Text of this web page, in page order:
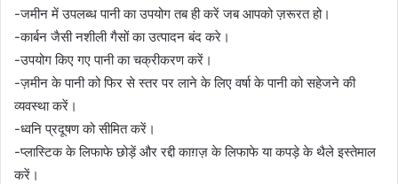
-जमीन में उपलब्ध पानी का उपयोग तब ही करें जब आपको ज़रूरत हो।
-कार्बन जैसी नशीली गैसों का उत्पादन बंद करे।
-उपयोग किए गए पानी का चक्रीकरण करें।
-ज़मीन के पानी को फिर से स्तर पर लाने के लिए वर्षा के पानी को सहेजने की
व्यवस्था करें।
-ध्वनि प्रदूषण को सीमित करें।
-प्लास्टिक के लिफाफे छोड़ें और रद्दी काग़ज़ के लिफाफे या कपड़े के थैले इस्तेमाल
करें।